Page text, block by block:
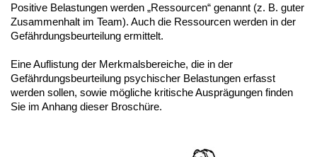
Positive Belastungen werden „Ressourcen“ genannt (z. B. guter
Zusammenhalt im Team). Auch die Ressourcen werden in der
Gefährdungsbeurteilung ermittelt.
Eine Auflistung der Merkmalsbereiche, die in der
Gefährdungsbeurteilung psychischer Belastungen erfasst
werden sollen, sowie mögliche kritische Ausprägungen finden
Sie im Anhang dieser Broschüre.